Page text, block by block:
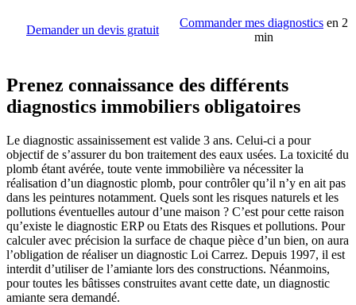
Demander un devis gratuit
Commander mes diagnostics en 2
min
Prenez connaissance des différents
diagnostics immobiliers obligatoires
Le diagnostic assainissement est valide 3 ans. Celui-ci a pour
objectif de s’assurer du bon traitement des eaux usées. La toxicité du
plomb étant avérée, toute vente immobilière va nécessiter la
réalisation d’un diagnostic plomb, pour contrôler qu’il n’y en ait pas
dans les peintures notamment. Quels sont les risques naturels et les
pollutions éventuelles autour d’une maison ? C’est pour cette raison
qu’existe le diagnostic ERP ou Etats des Risques et pollutions. Pour
calculer avec précision la surface de chaque pièce d’un bien, on aura
l’obligation de réaliser un diagnostic Loi Carrez. Depuis 1997, il est
interdit d’utiliser de l’amiante lors des constructions. Néanmoins,
pour toutes les bâtisses construites avant cette date, un diagnostic
amiante sera demandé.